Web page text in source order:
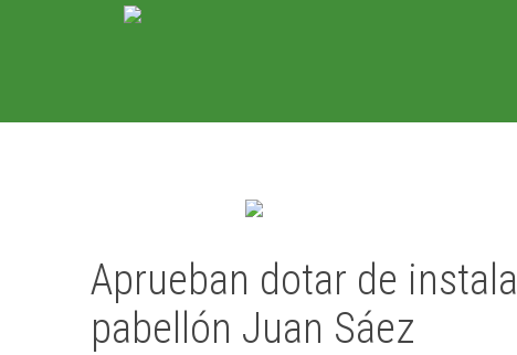
Aprueban dotar de
pabellón Juan Sáez